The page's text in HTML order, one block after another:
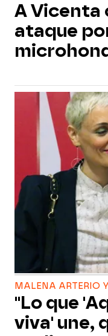
A Vicenta
ataque
MALENA ARTERIO
"Lo que
viva' une,